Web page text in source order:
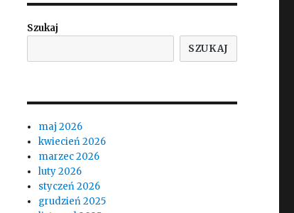
Szukaj
SZUKAJ
maj 2026
kwiecień 2026
marzec 2026
luty 2026
styczeń 2026
grudzień 2025